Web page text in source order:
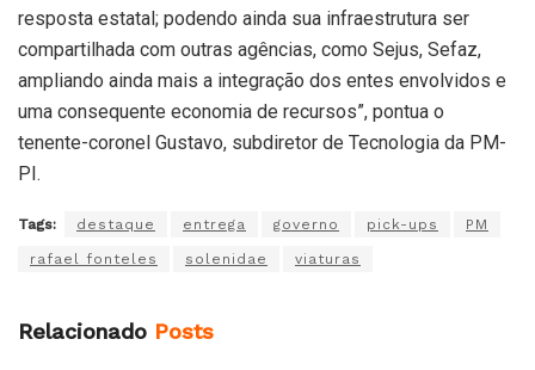
resposta estatal; podendo ainda sua infraestrutura ser
compartilhada com outras agências, como Sejus, Sefaz,
ampliando ainda mais a integração dos entes envolvidos e
uma consequente economia de recursos”, pontua o
tenente-coronel Gustavo, subdiretor de Tecnologia da PM-
PI.
Tags: destaque entrega governo pick-ups PM
rafael fonteles solenidae viaturas
Relacionado Posts